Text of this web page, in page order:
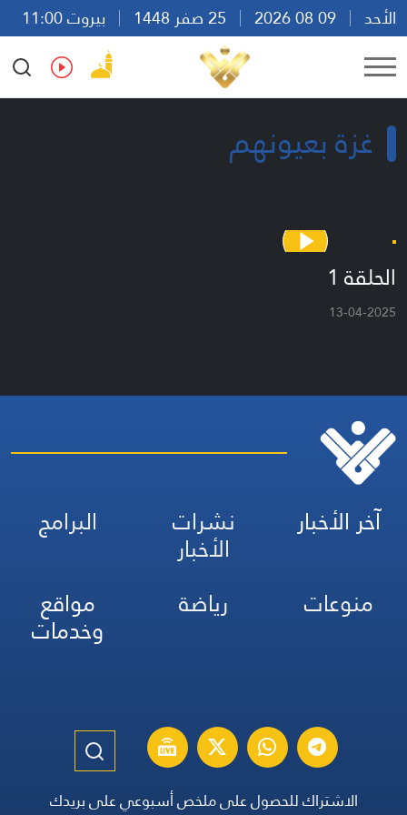
الأحد
بيروت 11:00
Ar
En Fr Es
غزة بعيونهم
الحلقة 1
13-04-2025
آخر الأخبار نشرات
الأخبار
البرامج
منوعات
رياضة مواقع
وخدمات
الاشتراك للحصول على ملخص أسبوعي على بريدك